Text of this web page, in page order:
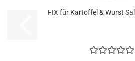
FIX für Kartoffel & Wurst